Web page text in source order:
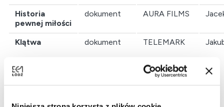
Historia
pewnej miłości
dokument AURA FILMS
Klątwa dokument TELEMARK